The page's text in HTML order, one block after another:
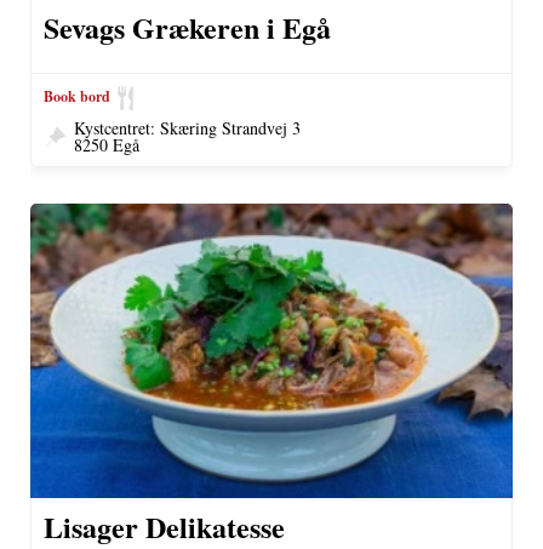
Sevags Grækeren i Egå
Book bord
Kystcentret: Skæring Strandvej 3
8250 Egå
Lisager Delikatesse